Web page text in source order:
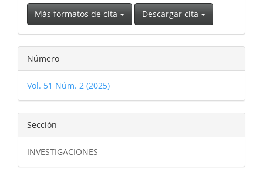
Más formatos de cita Descargar cita
Número
Vol. 51 Núm. 2 (2025)
Sección
INVESTIGACIONES